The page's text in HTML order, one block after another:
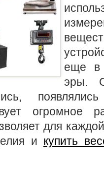
еще в
эры.
огромное
для
и купить